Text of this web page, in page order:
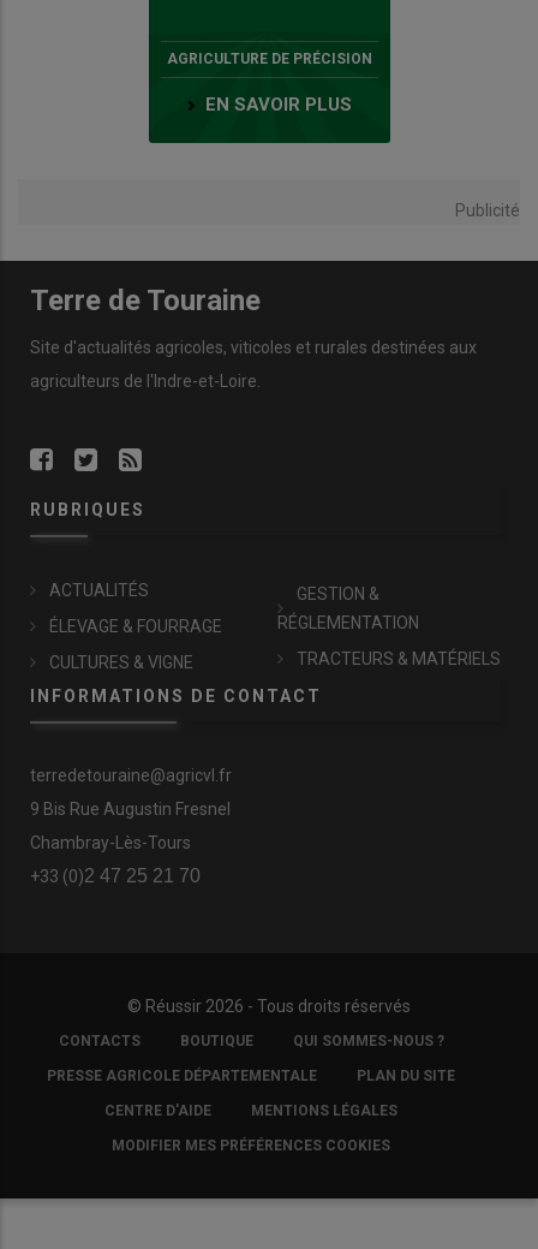
AGRICULTURE DE PRÉCISION
EN SAVOIR PLUS
Publicité
Terre de Touraine
Site d'actualités agricoles, viticoles et rurales destinées aux
agriculteurs de l'Indre-et-Loire.
RUBRIQUES
ACTUALITÉS
ÉLEVAGE & FOURRAGE
CULTURES & VIGNE
GESTION &
RÉGLEMENTATION
TRACTEURS & MATÉRIELS
INFORMATIONS DE CONTACT
terredetouraine@agricvl.fr
9 Bis Rue Augustin Fresnel
Chambray-Lès-Tours
+33 (0)2 47 25 21 70
© Réussir 2026 - Tous droits réservés
FOOTER
COPYRIGHT
CONTACTS BOUTIQUE QUI SOMMES-NOUS ?
PRESSE AGRICOLE DÉPARTEMENTALE PLAN DU SITE
CENTRE D'AIDE MENTIONS LÉGALES
MODIFIER MES PRÉFÉRENCES COOKIES